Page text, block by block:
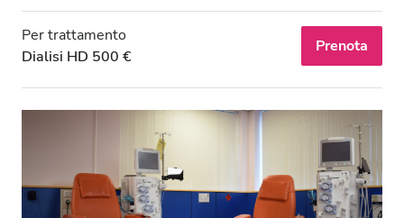
Prezzo
0 - 100 EUR
Per trattamento
Dialisi HD 500 €
Prenota